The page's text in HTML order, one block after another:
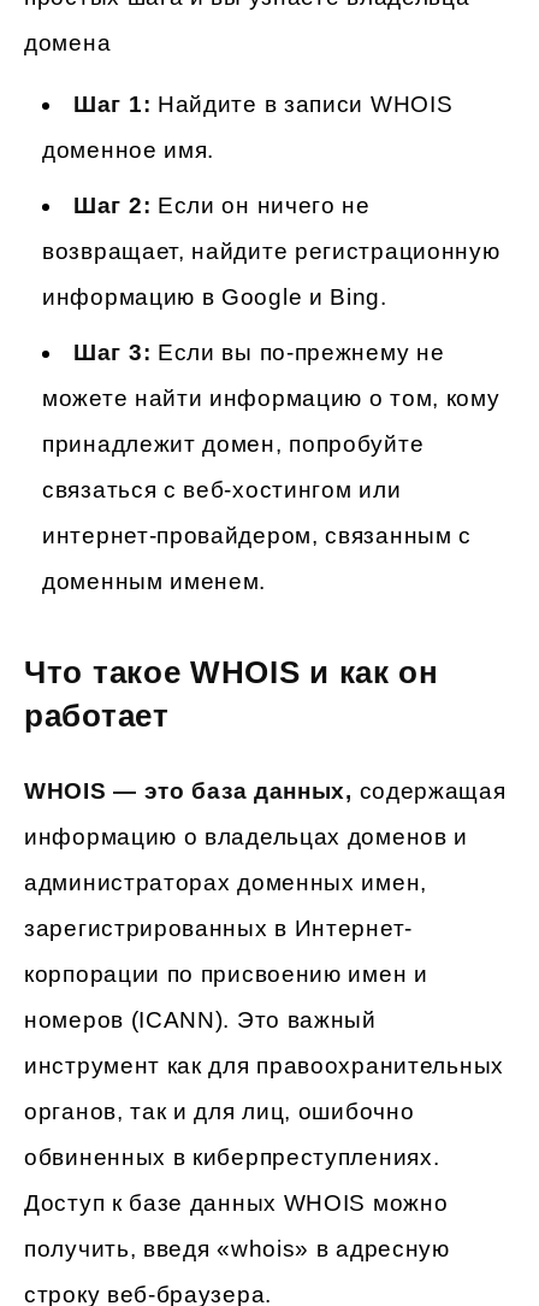
домена
Шаг 1: Найдите в записи WHOIS
доменное имя.
Шаг 2: Если он ничего не
возвращает, найдите регистрационную
информацию в Google и Bing.
Шаг 3: Если вы по-прежнему не
можете найти информацию о том, кому
принадлежит домен, попробуйте
связаться с веб-хостингом или
интернет-провайдером, связанным с
доменным именем.
Что такое WHOIS и как он
работает
WHOIS — это база данных, содержащая
информацию о владельцах доменов и
администраторах доменных имен,
зарегистрированных в Интернет-
корпорации по присвоению имен и
номеров (ICANN). Это важный
инструмент как для правоохранительных
органов, так и для лиц, ошибочно
обвиненных в киберпреступлениях.
Доступ к базе данных WHOIS можно
получить, введя «whois» в адресную
строку веб-браузера.